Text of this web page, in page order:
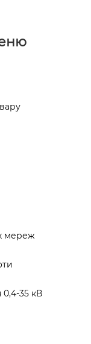
мереж
0,4-35 кВ